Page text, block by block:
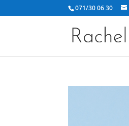
071/30 06 30